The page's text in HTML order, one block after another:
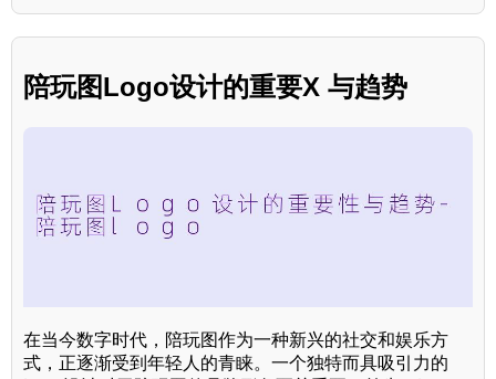
陪玩图Logo设计的重要X 与趋势
在当今数字时代，陪玩图作为一种新兴的社交和娱乐方
式，正逐渐受到年轻人的青睐。一个独特而具吸引力的